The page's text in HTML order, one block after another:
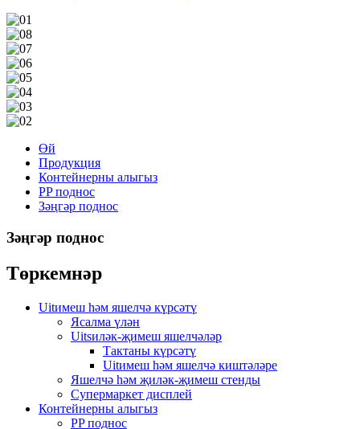
Өй
Продукция
Контейнерны алыгыз
PP поднос
Зәңгәр поднос
Зәңгәр поднос
Төркемнәр
Uitимеш һәм яшелчә күрсәтү
Ясалма үлән
Uitsиләк-җимеш яшелчәләр
Тактаны күрсәтү
Uitимеш һәм яшелчә киштәләре
Яшелчә һәм җиләк-җимеш стенды
Супермаркет дисплей
Контейнерны алыгыз
PP поднос